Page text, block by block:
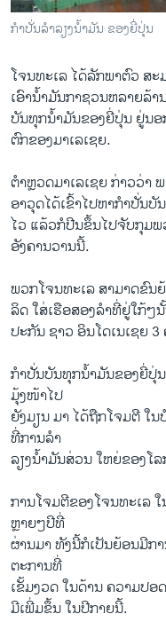
ພາສາອັງກິດ
ສຽງ
ລາຍການກະຈາຍສຽງ
ລາຍງານ
ຕິດຕາມພວກເຮົາ ທີ່
ພາສາຕ່າງໆ
ກຳປັ່ນລຳລຽງນ້ຳມັນ ຂອງຍີ່ປຸ່ນ
ໂຈນທະເລ ໄດ້ລັກພາຕົວ ສ
ເອົານ້ຳມັນກາຊວນຫລາຍລ້
ບັນທຸກນ້ຳມັນຂອງຍີ່ປຸ່ນ ຢູ່ນອ
ຕົກຂອງມາເລເຊຍ.
ຕຳຫຼວດມາເລເຊຍ ກ່າວວ່າ
ອາວຸດໄດ້ເຂົ້າໄປຫາກຳປັ່ນ
ໄວ ແລ້ວກໍປີນຂຶ້ນໄປຈັບກຸມພ
ອັງຄານວານນີ້.​
ພວກໂຈນທະເລ ສາມາດຂົນ
ລິດ ໃສ່ເຮືອສອງລຳທີ່ຢູ່ໃກ້
ປະກັນ ຊາວ ອິນໂດເນເຊຍ 3
ກຳປັ່ນບັນທຸກນ້ຳມັນຂອງຍີ່ປຸ່
ມຸ້ງໜ້າໄປ
ຍັງມຽນ ມາ ໄດ້ຖືກໂຈມຕີ ໃ
ທີ່ການລຳ
ລຽງນ້ຳມັນສ່ວນ ໃຫຍ່ຂອງໂ
ການໂຈມຕີຂອງໂຈນທະເລ
ຫຼາຍໆປີທີ່
ຜ່ານມາ ທັງນີ້ກໍເປັນຍ້ອນມີກ
ຕະການທີ່
ເຂັ້ມງວດ ໃນດ້ານ ຄວາມປ
ມີເພີ່ມຂຶ້ນ ໃນປີກາຍນີ້.